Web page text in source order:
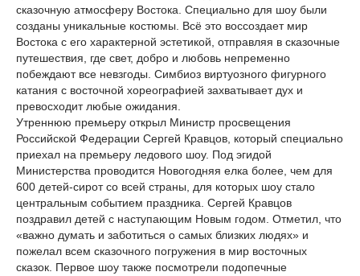
сказочную атмосферу Востока. Специально для шоу были
созданы уникальные костюмы. Всё это воссоздает мир
Востока с его характерной эстетикой, отправляя в сказочные
путешествия, где свет, добро и любовь непременно
побеждают все невзгоды. Симбиоз виртуозного фигурного
катания с восточной хореографией захватывает дух и
превосходит любые ожидания.
Утреннюю премьеру открыл Министр просвещения
Российской Федерации Сергей Кравцов, который специально
приехал на премьеру ледового шоу. Под эгидой
Министерства проводится Новогодняя елка более, чем для
600 детей-сирот со всей страны, для которых шоу стало
центральным событием праздника. Сергей Кравцов
поздравил детей с наступающим Новым годом. Отметил, что
«важно думать и заботиться о самых близких людях» и
пожелал всем сказочного погружения в мир восточных
сказок. Первое шоу также посмотрели подопечные